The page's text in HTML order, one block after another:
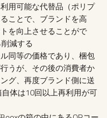
用可能な代替品（ポリプ
ことで、ブランドを高
を向上させることがで
減する
同等の価格であり、梱包
うが、その後の消費者か
グ、再度ブランド側に送
体は10回以上再利用が可